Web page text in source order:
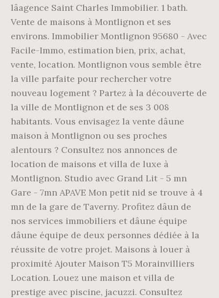
lâagence Saint Charles Immobilier. 1 bath.
Vente de maisons à Montlignon et ses
environs. Immobilier Montlignon 95680 - Avec
Facile-Immo, estimation bien, prix, achat,
vente, location. Montlignon vous semble être
la ville parfaite pour rechercher votre
nouveau logement ? Partez à la découverte de
la ville de Montlignon et de ses 3 008
habitants. Vous envisagez la vente dâune
maison à Montlignon ou ses proches
alentours ? Consultez nos annonces de
location de maisons et villa de luxe à
Montlignon. Studio avec Grand Lit - 5 mn
Gare - 7mn APAVE Mon petit nid se trouve à 4
mn de la gare de Taverny. Profitez dâun de
nos services immobiliers et dâune équipe
dâune équipe de deux personnes dédiée à la
réussite de votre projet. Maisons à louer à
proximité Ajouter Maison T5 Morainvilliers
Location. Louez une maison et villa de
prestige avec piscine, jacuzzi. Consultez